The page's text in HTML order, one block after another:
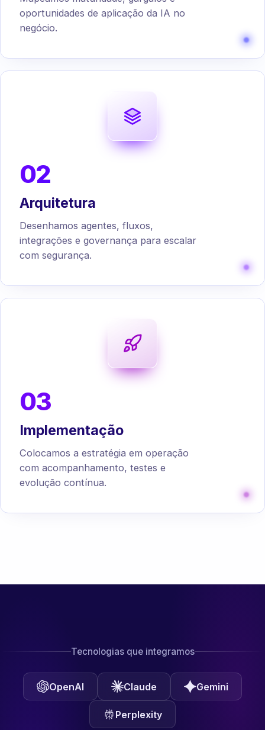
oportunidades de aplicação da IA no
negócio.
02
Arquitetura
Desenhamos agentes, fluxos,
integrações e governança para escalar
com segurança.
03
Implementação
Colocamos a estratégia em operação
com acompanhamento, testes e
evolução contínua.
Tecnologias que integramos
OpenAI Claude Gemini
Perplexity